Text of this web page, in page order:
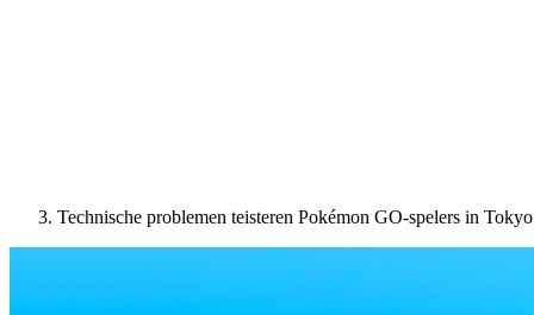
Technische problemen teisteren Pokémon GO-spelers in Tokyo